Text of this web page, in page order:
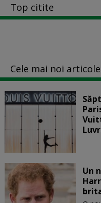
Top citite
Cele mai noi articole
Un